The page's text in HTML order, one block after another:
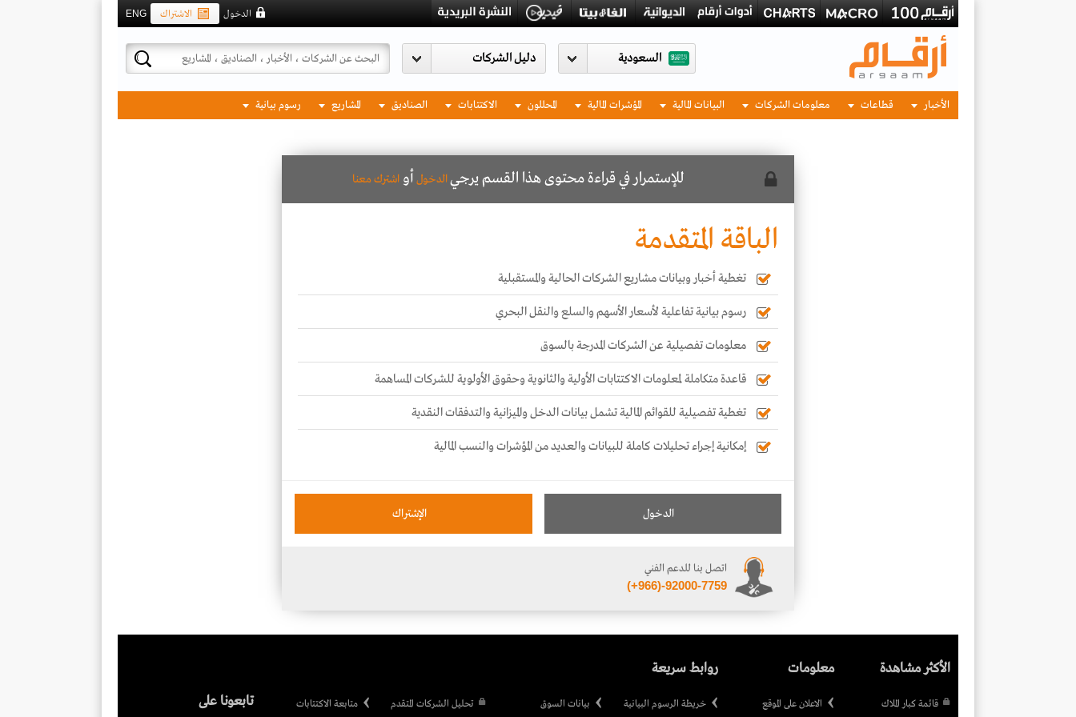
ENG الاشتراك الدخول
السعودية
الأخبار قطاعات معلومات الشركات البيانات المالية المؤشرات المالية المحللون الاكتتابات الصناديق المشاريع رسوم بيانية
للإستمرار في قراءة محتوى هذا القسم يرجيالدخول أواشترك معنا
الباقة المتقدمة
تغطية أخبار وبيانات مشاريع الشركات الحالية والمستقبلية
رسوم بيانية تفاعلية لأسعار الأسهم والسلع والنقل البحري
معلومات تفصيلية عن الشركات المدرجة بالسوق
قاعدة متكاملة لمعلومات الاكتتابات الأولية والثانوية وحقوق الأولوية للشركات المساهمة
تغطية تفصيلية للقوائم المالية تشمل بيانات الدخل والميزانية والتدفقات النقدية
إمكانية إجراء تحليلات كاملة للبيانات والعديد من المؤشرات والنسب المالية
الدخول الإشتراك
اتصل بنا للدعم الفني
(+966)-92000-7759
الأكثر مشاهدة
قائمة كبار الملاك
معلومات
الاعلان على الموقع
روابط سريعة
خريطة الرسوم البيانية بيانات السوق تحليل الشركات المتقدم متابعة الاكتتابات تابعونا على